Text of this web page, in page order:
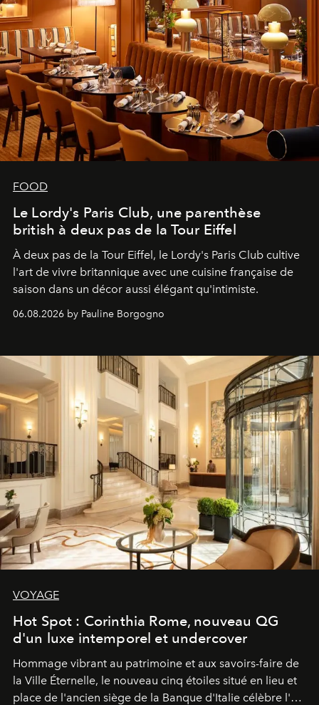
FOOD
Le Lordy's Paris Club, une parenthèse
british à deux pas de la Tour Eiffel
À deux pas de la Tour Eiffel, le Lordy's Paris Club cultive
l'art de vivre britannique avec une cuisine française de
saison dans un décor aussi élégant qu'intimiste.
06.08.2026 by Pauline Borgogno
VOYAGE
Hot Spot : Corinthia Rome, nouveau QG
d'un luxe intemporel et undercover
Hommage vibrant au patrimoine et aux savoirs-faire de
la Ville Éternelle, le nouveau cinq étoiles situé en lieu et
place de l'ancien siège de la Banque d'Italie célèbre l'art